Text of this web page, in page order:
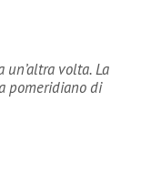
volta. La
pomeridiano di